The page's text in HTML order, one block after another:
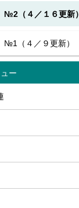
（４／１６更新）
（４／９更新）